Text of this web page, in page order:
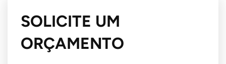
SOLICITE UM
ORÇAMENTO